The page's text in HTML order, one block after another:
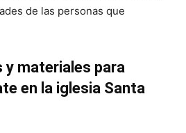
de las personas que
y materiales para
en la iglesia Santa